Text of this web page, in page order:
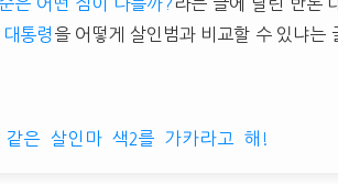
대통령 을 어떻게 살인범과 비교할 수 있냐는
같은 살인마 색2를 가카라고 해!